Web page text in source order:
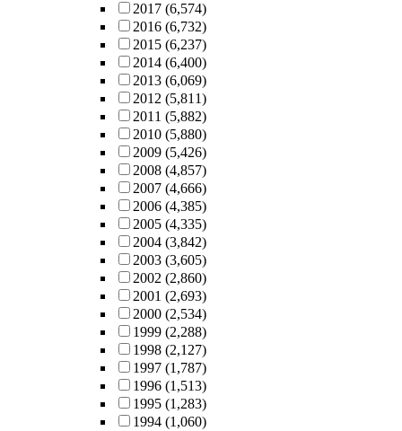
2017 (6,574)
2016 (6,732)
2015 (6,237)
2014 (6,400)
2013 (6,069)
2012 (5,811)
2011 (5,882)
2010 (5,880)
2009 (5,426)
2008 (4,857)
2007 (4,666)
2006 (4,385)
2005 (4,335)
2004 (3,842)
2003 (3,605)
2002 (2,860)
2001 (2,693)
2000 (2,534)
1999 (2,288)
1998 (2,127)
1997 (1,787)
1996 (1,513)
1995 (1,283)
1994 (1,060)